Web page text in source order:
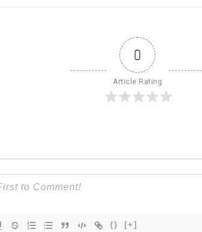
0
Article Rating
{} [+]